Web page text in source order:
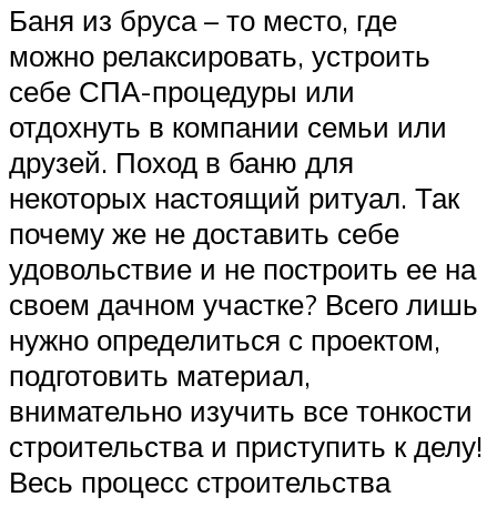
Баня из бруса – то место, где
можно релаксировать, устроить
себе СПА-процедуры или
отдохнуть в компании семьи или
друзей. Поход в баню для
некоторых настоящий ритуал. Так
почему же не доставить себе
удовольствие и не построить ее на
своем дачном участке? Всего лишь
нужно определиться с проектом,
подготовить материал,
внимательно изучить все тонкости
строительства и приступить к делу!
Весь процесс строительства